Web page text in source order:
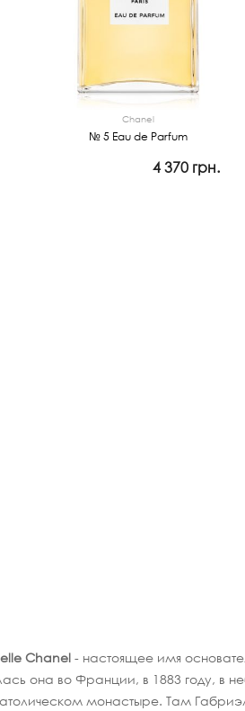
Chanel
№ 5 Eau de Parfum
4 370 грн.
Chanel- настоящее имя
она во Франции, в 1883 году, в
монастыре. Там